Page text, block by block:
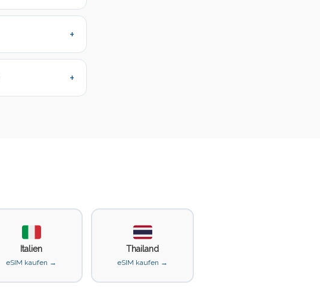
Italien
eSIM kaufen →
Thailand
eSIM kaufen →